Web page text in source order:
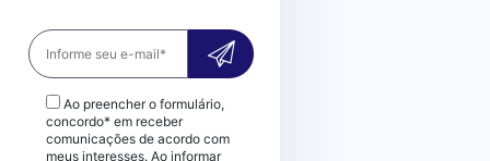
Ao preencher o formulário,
concordo* em receber
comunicações de acordo com
meus interesses. Ao informar